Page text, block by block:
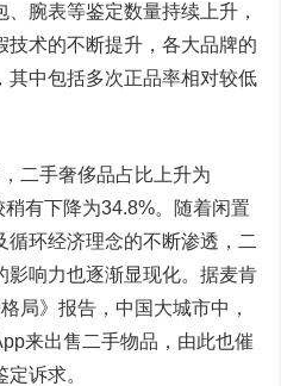
腕表等鉴定数量持续上升，
技术的不断提升，各大品牌的
其中包括多次正品率相对较低
手奢侈品占比上升为
有下降为34.8%。随着闲置
环经济理念的不断渗透，二
影响力也逐渐显现化。据麦肯
局》报告，中国大城市中，
来出售二手物品，由此也催
诉求。